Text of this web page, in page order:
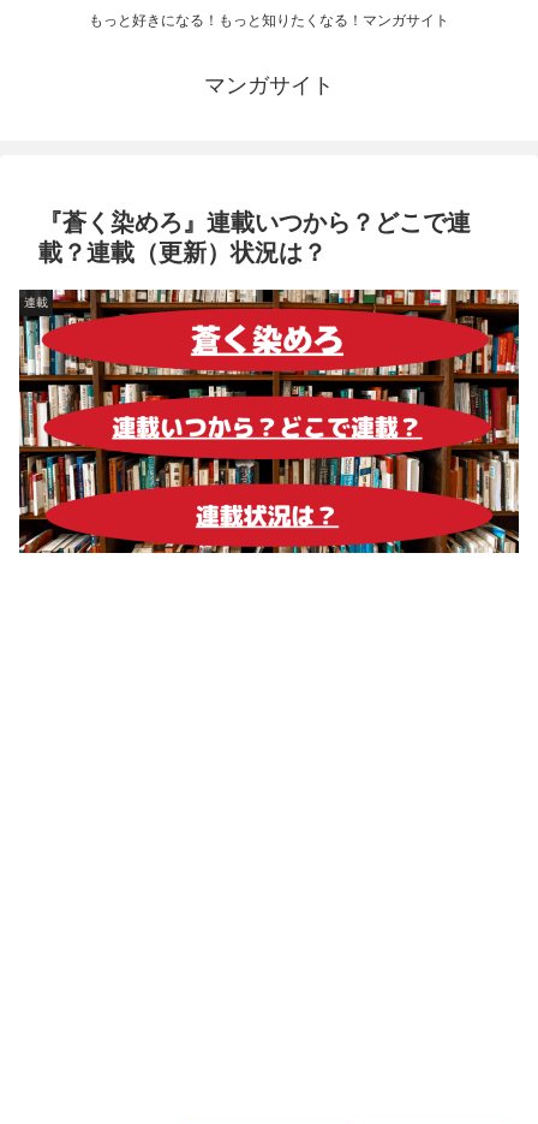
もっと好きになる！もっと知りたくなる！マンガサイト
マンガサイト
『蒼く染めろ』連載いつから？どこで連
載？連載（更新）状況は？
連載